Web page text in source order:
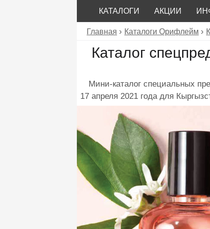
КАТАЛОГИ АКЦИИ
Главная Каталоги Орифлейм
Каталог
Мини-каталог специальных
17 апреля 2021 года для